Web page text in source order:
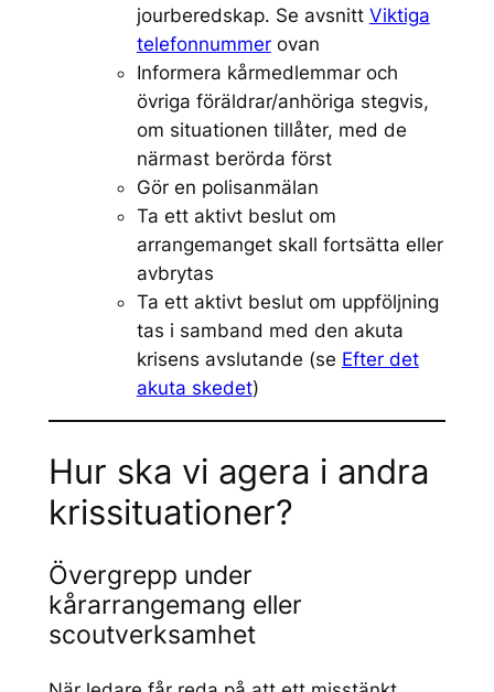
jourberedskap. Se avsnitt Viktiga
telefonnummerovan
Informera kårmedlemmar och
övriga föräldrar/anhöriga stegvis,
om situationen tillåter, med de
närmast berörda först
Gör en polisanmälan
Ta ett aktivt beslut om
arrangemanget skall fortsätta eller
avbrytas
Ta ett aktivt beslut om uppföljning
tas i samband med den akuta
krisens avslutande (se Efter det
akuta skedet)
Hur ska vi agera i andra
krissituationer?
Övergrepp under
kårarrangemang eller
scoutverksamhet